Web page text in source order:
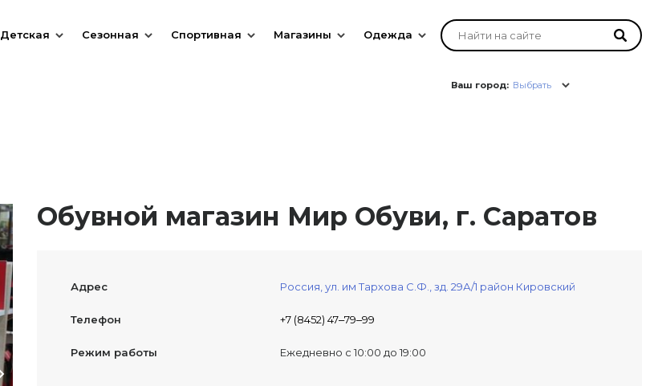
Детская Сезонная Спортивная Магазины Одежда
Ваш город: Выбрать
Обувной магазин Мир Обуви, г. Саратов
Адрес Россия, ул. им Тархова С.Ф., зд. 29А/1 район Кировский
Телефон +7 (8452) 47‒79‒99
Режим работы Ежедневно с 10:00 до 19:00